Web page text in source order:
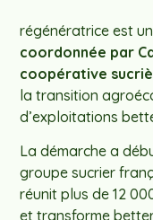
régénératrice est
coordonnée par
coopérative
la transition
d’exploitations
La démarche a
groupe sucrier
réunit plus de 12
et transforme